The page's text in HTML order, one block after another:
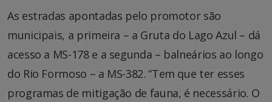
As estradas apontadas pelo promotor são
municipais, a primeira – a Gruta do Lago Azul – dá
acesso a MS-178 e a segunda – balneários ao longo
do Rio Formoso – a MS-382. “Tem que ter esses
programas de mitigação de fauna, é necessário. O